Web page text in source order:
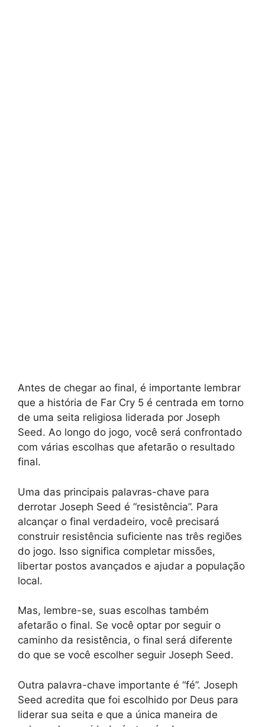
Antes de chegar ao final, é importante lembrar
que a história de Far Cry 5 é centrada em torno
de uma seita religiosa liderada por Joseph
Seed. Ao longo do jogo, você será confrontado
com várias escolhas que afetarão o resultado
final.
Uma das principais palavras-chave para
derrotar Joseph Seed é “resistência”. Para
alcançar o final verdadeiro, você precisará
construir resistência suficiente nas três regiões
do jogo. Isso significa completar missões,
libertar postos avançados e ajudar a população
local.
Mas, lembre-se, suas escolhas também
afetarão o final. Se você optar por seguir o
caminho da resistência, o final será diferente
do que se você escolher seguir Joseph Seed.
Outra palavra-chave importante é “fé”. Joseph
Seed acredita que foi escolhido por Deus para
liderar sua seita e que a única maneira de